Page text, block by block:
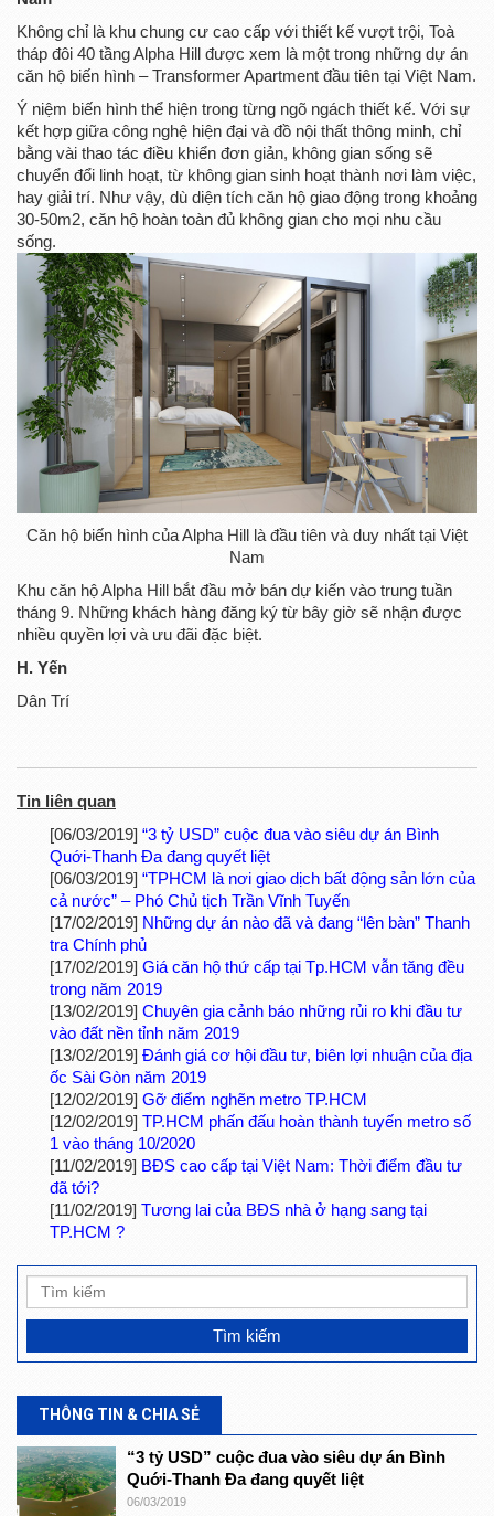
Không chỉ là khu chung cư cao cấp với thiết kế vượt trội, Toà
tháp đôi 40 tầng Alpha Hill được xem là một trong những dự án
căn hộ biến hình – Transformer Apartment đầu tiên tại Việt Nam.
Ý niệm biến hình thể hiện trong từng ngõ ngách thiết kế. Với sự
kết hợp giữa công nghệ hiện đại và đồ nội thất thông minh, chỉ
bằng vài thao tác điều khiển đơn giản, không gian sống sẽ
chuyển đổi linh hoạt, từ không gian sinh hoạt thành nơi làm việc,
hay giải trí. Như vậy, dù diện tích căn hộ giao động trong khoảng
30-50m2, căn hộ hoàn toàn đủ không gian cho mọi nhu cầu
sống.
Căn hộ biến hình của Alpha Hill là đầu tiên và duy nhất tại Việt
Nam
Khu căn hộ Alpha Hill bắt đầu mở bán dự kiến vào trung tuần
tháng 9. Những khách hàng đăng ký từ bây giờ sẽ nhận được
nhiều quyền lợi và ưu đãi đặc biệt.
H. Yến
Dân Trí
Tin liên quan
[06/03/2019] “3 tỷ USD” cuộc đua vào siêu dự án Bình
Quới-Thanh Đa đang quyết liệt
[06/03/2019] “TPHCM là nơi giao dịch bất động sản lớn của
cả nước” – Phó Chủ tịch Trần Vĩnh Tuyến
[17/02/2019] Những dự án nào đã và đang “lên bàn” Thanh
tra Chính phủ
[17/02/2019] Giá căn hộ thứ cấp tại Tp.HCM vẫn tăng đều
trong năm 2019
[13/02/2019] Chuyên gia cảnh báo những rủi ro khi đầu tư
vào đất nền tỉnh năm 2019
[13/02/2019] Đánh giá cơ hội đầu tư, biên lợi nhuận của địa
ốc Sài Gòn năm 2019
[12/02/2019] Gỡ điểm nghẽn metro TP.HCM
[12/02/2019] TP.HCM phấn đấu hoàn thành tuyến metro số
1 vào tháng 10/2020
[11/02/2019] BĐS cao cấp tại Việt Nam: Thời điểm đầu tư
đã tới?
[11/02/2019] Tương lai của BĐS nhà ở hạng sang tại
TP.HCM ?
THÔNG TIN & CHIA SẺ
“3 tỷ USD” cuộc đua vào siêu dự án Bình
Quới-Thanh Đa đang quyết liệt
06/03/2019